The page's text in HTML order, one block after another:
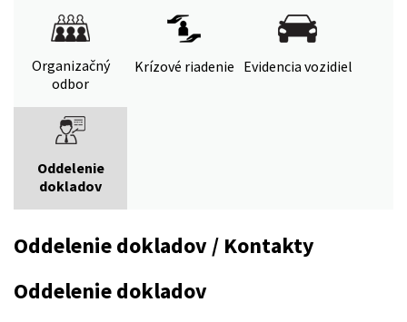
Organizačný
odbor
Krízové riadenie Evidencia vozidiel
Oddelenie
dokladov
Oddelenie dokladov / Kontakty
Oddelenie dokladov